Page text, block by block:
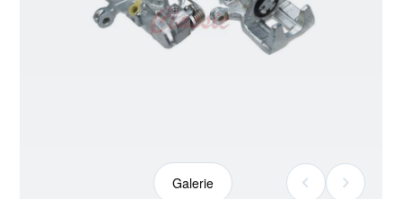
Galerie